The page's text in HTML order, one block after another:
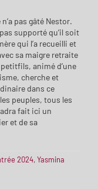
pas gâté Nestor.
supporté qu’il soit
qui l’a recueilli et
sa maigre retraite
animé d’une
cherche et
dans ce
peuples, tous les
fait ici un
et de sa
2024,Yasmina